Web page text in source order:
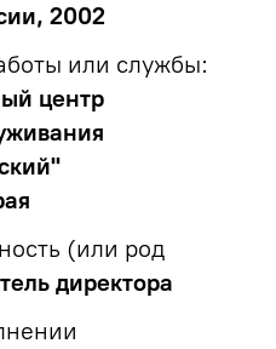
2002
или службы:
центр
(или род
директора